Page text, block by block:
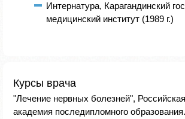
Интернатура, Карагандинский
медицинский институт (1989 г.)
Курсы врача
"Лечение нервных болезней",
академия последипломного